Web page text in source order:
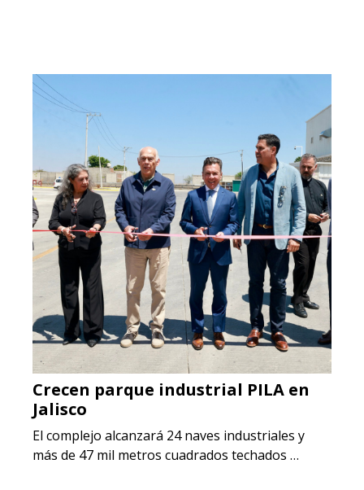
Crecen parque industrial PILA en
Jalisco
El complejo alcanzará 24 naves industriales y
más de 47 mil metros cuadrados techados …